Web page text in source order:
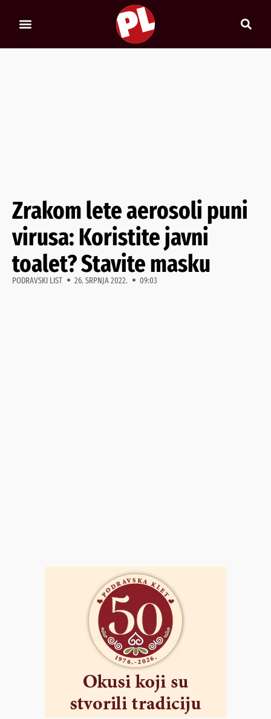
Zrakom lete aerosoli puni
virusa: Koristite javni
toalet? Stavite masku
PODRAVSKI LIST 26. SRPNJA 2022. 09:03